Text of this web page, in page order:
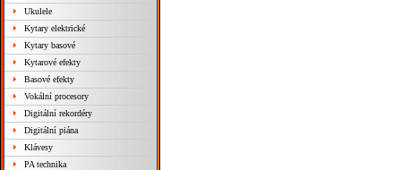
Ukulele
Kytary elektrické
Kytary basové
Kytarové efekty
Basové efekty
Vokální procesory
Digitální rekordéry
Digitální piána
Klávesy
PA technika